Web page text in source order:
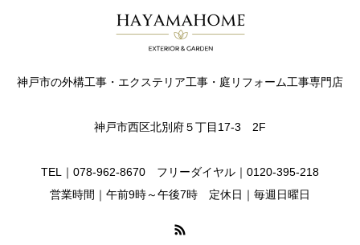
神戸市の外構工事・エクステリア工事・庭リフォーム工事専門店
神戸市西区北別府５丁目17-3 2F
TEL｜078-962-8670 フリーダイヤル｜0120-395-218
営業時間｜午前9時～午後7時 定休日｜毎週日曜日